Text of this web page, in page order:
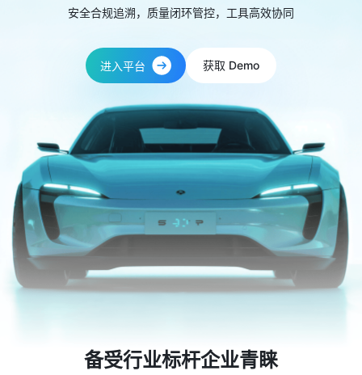
安全合规追溯，质量闭环管控，工具高效协同
进入平台 获取 Demo
备受行业标杆企业青睐